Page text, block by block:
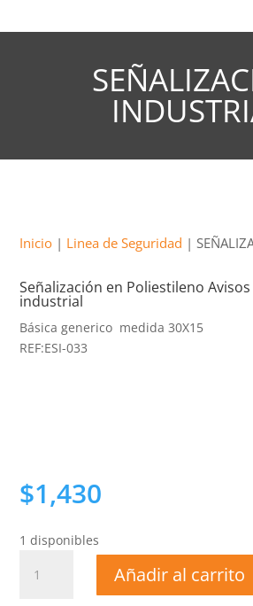
Inicio | Linea de Seguridad |
Señalización en Poliestileno
industrial
Básica generico medida 30X15
REF:ESI-033
$1,430
1 disponibles
SEÑALIZACIÓN
INDUSTRIAL
Añadir al carrito